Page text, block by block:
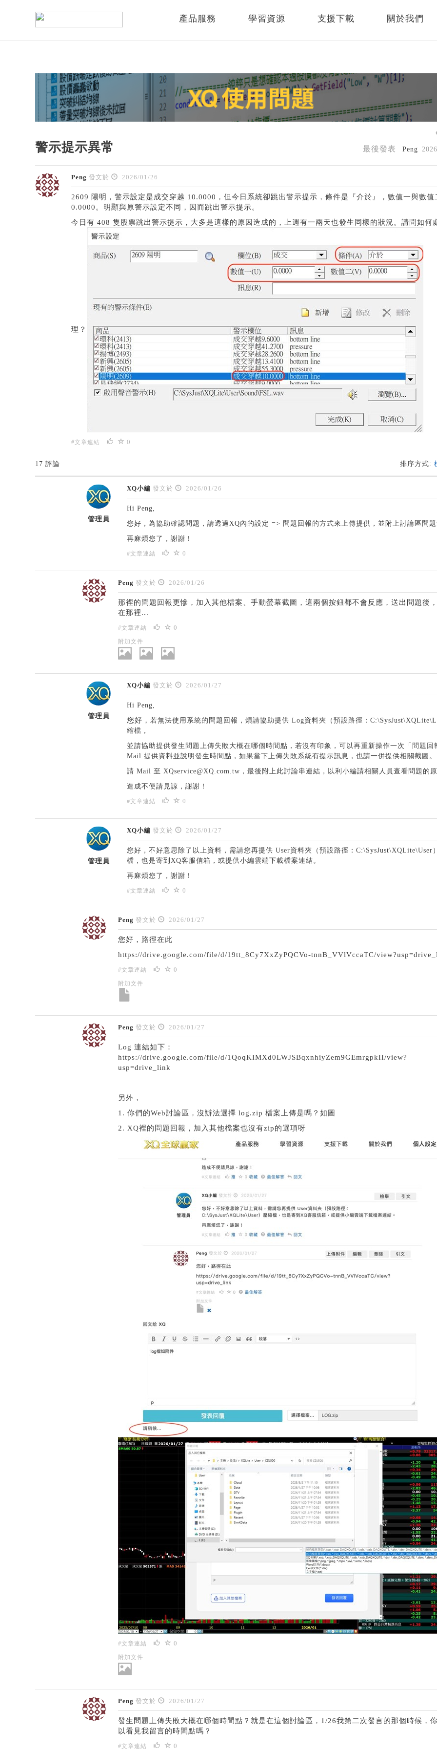
產品服務 學習資源 支援下載 關於我們
警示提示異常 最後發表 Peng
Peng 發文於 2026/01/26
2609 陽明，警示設定是成交穿越 10.0000，但今日系統卻跳出警示提示，條件是『介於』，數值一與數值
0.0000。明顯與原警示設定不同，因而跳出警示提示。
今日有 408 隻股票跳出警示提示，大多是這樣的原因造成的，上週有一兩天也發生同樣的狀況。請問如何
理？
#文章連結 0
17 評論 排序方式:
管理員
XQ小編 發文於 2026/01/26
Hi Peng,
您好，為協助確認問題，請透過XQ內的設定 => 問題回報的方式來上傳提供，並附上討論區問
再麻煩您了，謝謝！
#文章連結 0
Peng 發文於 2026/01/26
那裡的問題回報更慘，加入其他檔案、手動螢幕截圖，這兩個按鈕都不會反應，送出問題後
在那裡...
#文章連結 0
附加文件
管理員
XQ小編 發文於 2026/01/27
Hi Peng,
您好，若無法使用系統的問題回報，煩請協助提供 Log資料夾（預設路徑：
縮檔，
並請協助提供發生問題上傳失敗大概在哪個時間點，若沒有印象，可以再重新操作一次「問題回
Mail 提供資料並說明發生時間點，如果當下上傳失敗系統有提示訊息，也請一併提供相關截圖。
請 Mail 至 XQservice@XQ.com.tw，最後附上此討論串連結，以利小編請相關人員查看問題的
造成不便請見諒，謝謝！
#文章連結 0
管理員
XQ小編 發文於 2026/01/27
您好，不好意思除了以上資料，需請您再提供 User資料夾（預設路徑：C:\SysJust\XQLite\User
檔，也是寄到XQ客服信箱，或提供小編雲端下載檔案連結。
再麻煩您了，謝謝！
#文章連結 0
Peng 發文於 2026/01/27
您好，路徑在此
https://drive.google.com/file/d/19tt_8Cy7XxZyPQCVo-tnnB_VVlVccaTC/
#文章連結 0
附加文件
Peng 發文於 2026/01/27
Log 連結如下：
https://drive.google.com/file/d/1QoqKIMXd0LWJSBqxnhiyZem9GEmrgpkH/view?
usp=drive_link
另外，
1. 你們的Web討論區，沒辦法選擇 log.zip 檔案上傳是嗎？如圖
2. XQ裡的問題回報，加入其他檔案也沒有zip的選項呀
#文章連結 0
附加文件
Peng 發文於 2026/01/27
發生問題上傳失敗大概在哪個時間點？就是在這個討論區，1/26我第二次發言的那個時候，
以看見我留言的時間點嗎？
#文章連結 0